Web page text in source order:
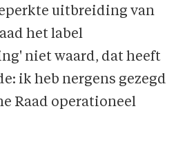
uitbreiding van
het label
niet waard, dat heeft
ik heb nergens gezegd
Raad operationeel